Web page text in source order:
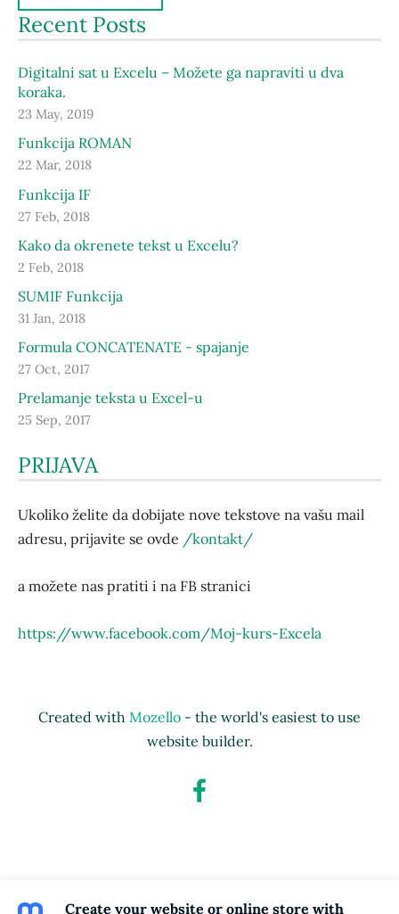
Recent Posts
Digitalni sat u Excelu – Možete ga napraviti u dva
koraka.
23 May, 2019
Funkcija ROMAN
22 Mar, 2018
Funkcija IF
27 Feb, 2018
Kako da okrenete tekst u Excelu?
2 Feb, 2018
SUMIF Funkcija
31 Jan, 2018
Formula CONCATENATE - spajanje
27 Oct, 2017
Prelamanje teksta u Excel-u
25 Sep, 2017
PRIJAVA
Ukoliko želite da dobijate nove tekstove na vašu mail
adresu, prijavite se ovde /kontakt/
a možete nas pratiti i na FB stranici
https://www.facebook.com/Moj-kurs-Excela
Created with Mozello - the world's easiest to use
website builder.
Create your website or online store with